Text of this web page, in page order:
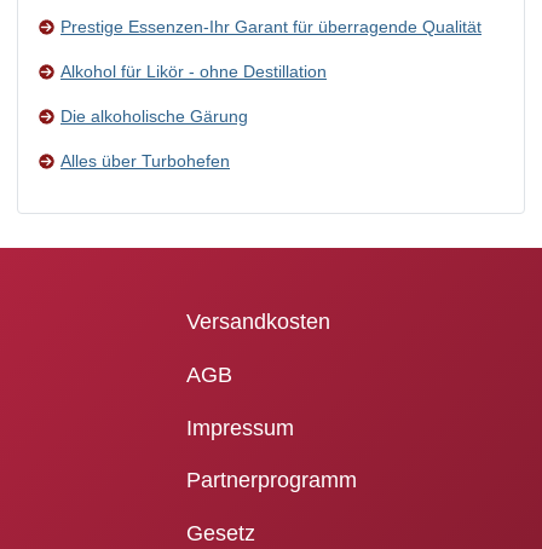
Prestige Essenzen-Ihr Garant für überragende Qualität
Alkohol für Likör - ohne Destillation
Die alkoholische Gärung
Alles über Turbohefen
Versandkosten
AGB
Impressum
Partnerprogramm
Gesetz